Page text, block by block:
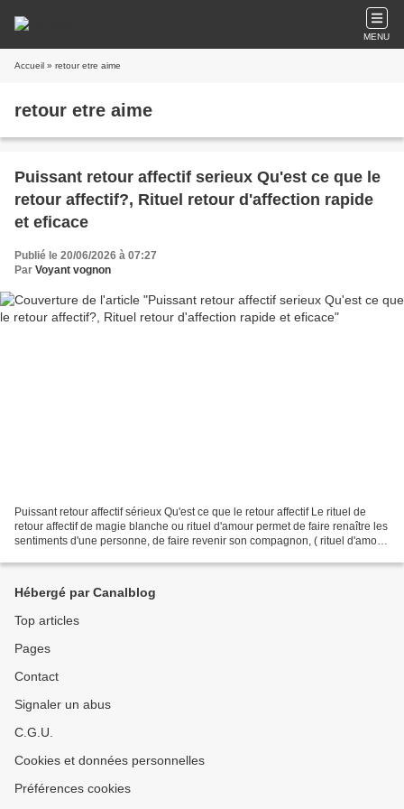
MENU
Accueil » retour etre aime
retour etre aime
Puissant retour affectif serieux Qu'est ce que le
retour affectif?, Rituel retour d'affection rapide
et eficace
Publié le 20/06/2026 à 07:27
Par Voyant vognon
Puissant retour affectif sérieux Qu'est ce que le retour affectif Le rituel de
retour affectif de magie blanche ou rituel d'amour permet de faire renaître les
sentiments d'une personne, de faire revenir son compagnon, ( rituel d'amour
Hébergé par Canalblog
Top articles
Pages
Contact
Signaler un abus
C.G.U.
Cookies et données personnelles
Préférences cookies